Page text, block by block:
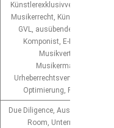
Künstlerexklusivvertrag,
Musikerrecht, Künstlernamen,
GVL, ausübende Künstler,
Komponist, E-Musik, U-
Musikvertriebsrecht,
Musikermanagement,
Urheberrechtsverwaltung,
Optimierung,
Due Diligence, Ausstattung
Room,